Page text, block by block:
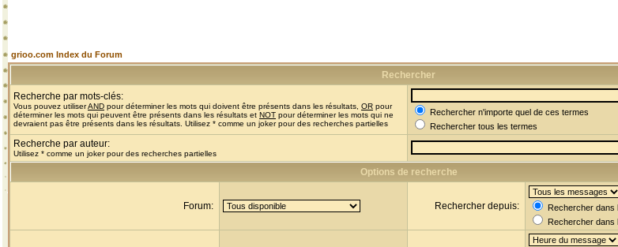
grioo.com Index du Forum
Rechercher
Recherche par mots-clés:
Vous pouvez utiliserAND pour déterminer les mots qui doivent être présents dans les résultats, OR pour
déterminer les mots qui peuvent être présents dans les résultats et NOT pour déterminer les mots qui ne
devraient pas être présents dans les résultats. Utilisez * comme un joker pour des recherches partielles
Rechercher n'importe quel de ces termes
Rechercher tous les termes
Recherche par auteur:
Utilisez * comme un joker pour des recherches partielles
Options de recherche
Forum: Rechercher depuis:
Rechercher dans
Rechercher dans